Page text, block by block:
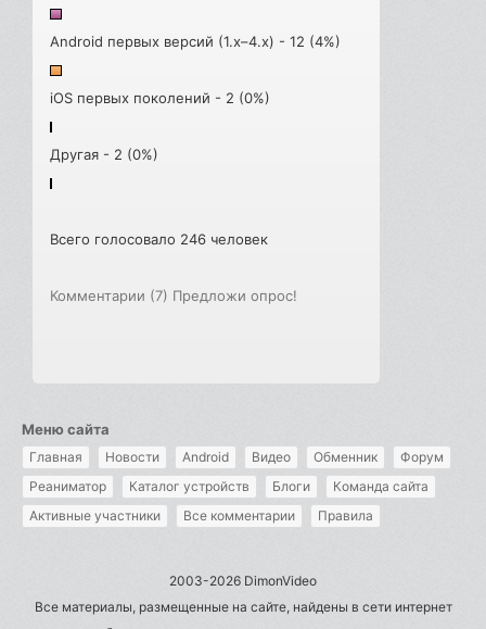
Android первых версий (1.x–4.x) - 12 (4%)
iOS первых поколений - 2 (0%)
Другая - 2 (0%)
Всего голосовало 246 человек
Комментарии (7) Предложи опрос!
Меню сайта
Главная Новости Android Видео Обменник
Форум
Реаниматор
Каталог устройств Блоги
Команда сайта
Активные участники
Все комментарии Правила
2003-2026 DimonVideo
Все материалы, размещенные на сайте, найдены в сети интернет